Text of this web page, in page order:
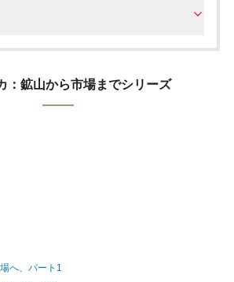
：鉱山から市場までシリーズ
へ、パート1